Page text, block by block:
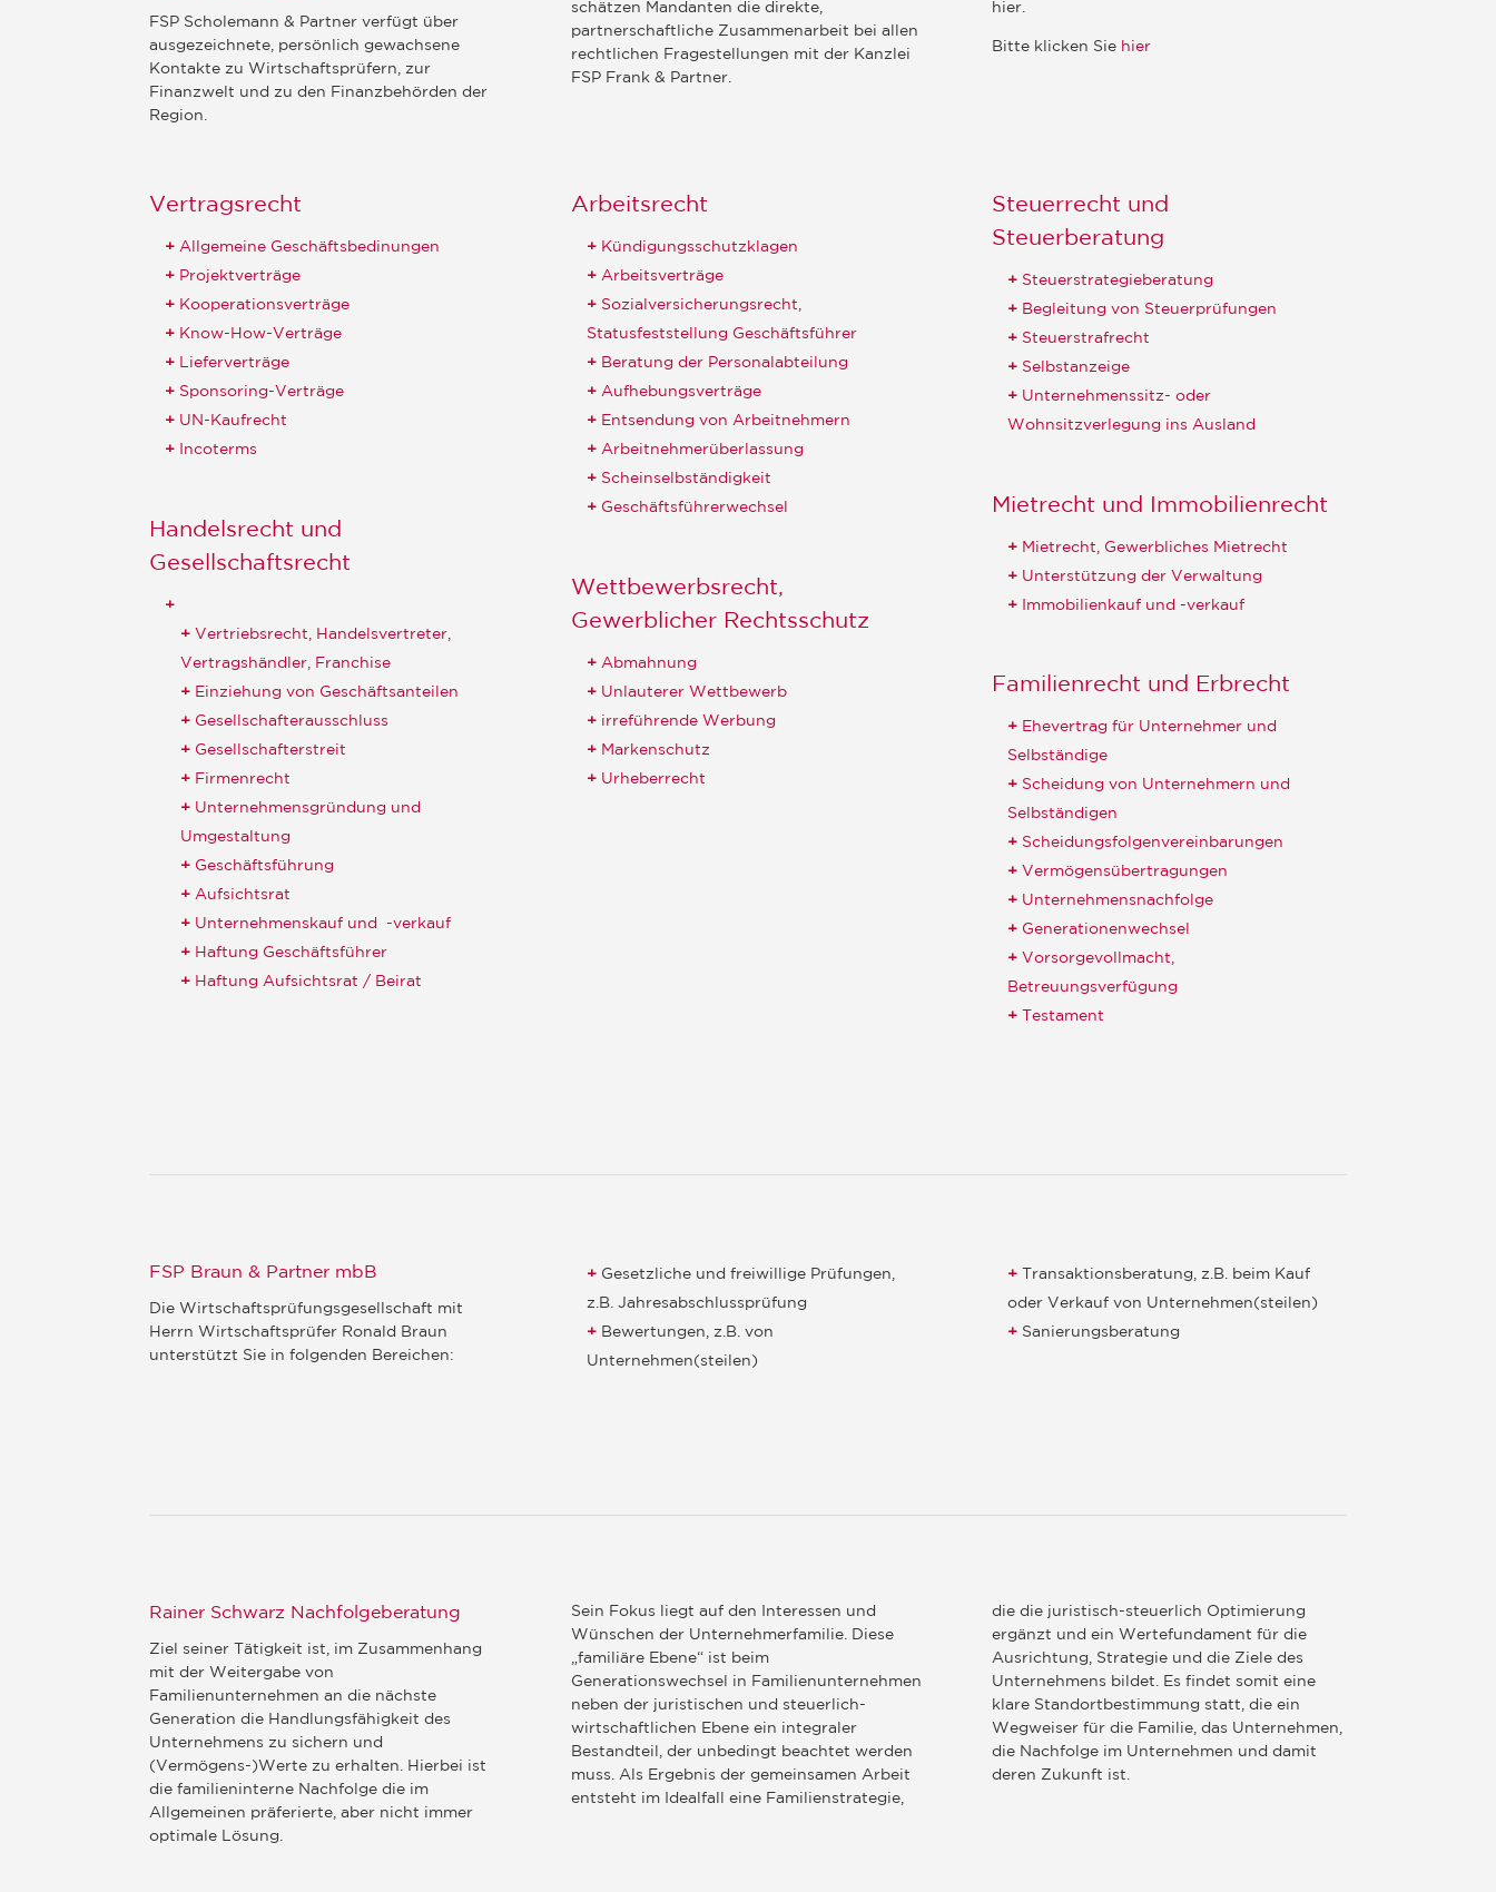
FSP Scholemann & Partner verfügt über
ausgezeichnete, persönlich gewachsene
Kontakte zu Wirtschaftsprüfern, zur
Finanzwelt und zu den Finanzbehörden der
Region.
schätzen Mandanten die direkte,
partnerschaftliche Zusammenarbeit bei allen
rechtlichen Fragestellungen mit der Kanzlei
FSP Frank & Partner.
hier.
Bitte klicken Sie hier
Vertragsrecht
Allgemeine Geschäftsbedinungen
Projektverträge
Kooperationsverträge
Know-How-Verträge
Lieferverträge
Sponsoring-Verträge
UN-Kaufrecht
Incoterms
Handelsrecht und
Gesellschaftsrecht
Vertriebsrecht, Handelsvertreter,
Vertragshändler, Franchise
Einziehung von Geschäftsanteilen
Gesellschafterausschluss
Gesellschafterstreit
Firmenrecht
Unternehmensgründung und
Umgestaltung
Geschäftsführung
Aufsichtsrat
Unternehmenskauf und -verkauf
Haftung Geschäftsführer
Haftung Aufsichtsrat / Beirat
Arbeitsrecht
Kündigungsschutzklagen
Arbeitsverträge
Sozialversicherungsrecht,
Statusfeststellung Geschäftsführer
Beratung der Personalabteilung
Aufhebungsverträge
Entsendung von Arbeitnehmern
Arbeitnehmerüberlassung
Scheinselbständigkeit
Geschäftsführerwechsel
Wettbewerbsrecht,
Gewerblicher Rechtsschutz
Abmahnung
Unlauterer Wettbewerb
irreführende Werbung
Markenschutz
Urheberrecht
Steuerrecht und
Steuerberatung
Steuerstrategieberatung
Begleitung von Steuerprüfungen
Steuerstrafrecht
Selbstanzeige
Unternehmenssitz- oder
Wohnsitzverlegung ins Ausland
Mietrecht und Immobilienrecht
Mietrecht, Gewerbliches Mietrecht
Unterstützung der Verwaltung
Immobilienkauf und -verkauf
Familienrecht und Erbrecht
Ehevertrag für Unternehmer und
Selbständige
Scheidung von Unternehmern und
Selbständigen
Scheidungsfolgenvereinbarungen
Vermögensübertragungen
Unternehmensnachfolge
Generationenwechsel
Vorsorgevollmacht,
Betreuungsverfügung
Testament
FSP Braun & Partner mbB
Die Wirtschaftsprüfungsgesellschaft mit
Herrn Wirtschaftsprüfer Ronald Braun
unterstützt Sie in folgenden Bereichen:
Gesetzliche und freiwillige Prüfungen,
z.B. Jahresabschlussprüfung
Bewertungen, z.B. von
Unternehmen(steilen)
Transaktionsberatung, z.B. beim Kauf
oder Verkauf von Unternehmen(steilen)
Sanierungsberatung
Rainer Schwarz Nachfolgeberatung
Ziel seiner Tätigkeit ist, im Zusammenhang
mit der Weitergabe von
Familienunternehmen an die nächste
Generation die Handlungsfähigkeit des
Unternehmens zu sichern und
(Vermögens-)Werte zu erhalten. Hierbei ist
die familieninterne Nachfolge die im
Allgemeinen präferierte, aber nicht immer
optimale Lösung.
Sein Fokus liegt auf den Interessen und
Wünschen der Unternehmerfamilie. Diese
„familiäre Ebene“ ist beim
Generationswechsel in Familienunternehmen
neben der juristischen und steuerlich-
wirtschaftlichen Ebene ein integraler
Bestandteil, der unbedingt beachtet werden
muss. Als Ergebnis der gemeinsamen Arbeit
entsteht im Idealfall eine Familienstrategie,
die die juristisch-steuerlich Optimierung
ergänzt und ein Wertefundament für die
Ausrichtung, Strategie und die Ziele des
Unternehmens bildet. Es findet somit eine
klare Standortbestimmung statt, die ein
Wegweiser für die Familie, das Unternehmen,
die Nachfolge im Unternehmen und damit
deren Zukunft ist.